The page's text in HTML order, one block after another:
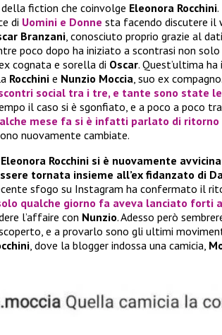
fiction che coinvolge Eleonora Rocchini
di Uomini e Donne sta facendo discutere il
Branzani, conosciuto proprio grazie al
poco dopo ha iniziato a scontrasi non
cognata e sorella di Oscar. Quest’ultima
Rocchini e Nunzio Moccia, suo ex compagno.
social tra i tre, e tante sono state le
il caso si è sgonfiato, e a poco a poco tra
mese fa si è infatti parlato di
nuovamente cambiate.
Eleonora Rocchini si è nuovamente
tornata insieme all’ex fidanzato di
sfogo su Instagram ha confermato il
qualche giorno fa aveva lanciato forti
l’affaire con Nunzio. Adesso però
e a provarlo sono gli ultimi
, dove la blogger indossa una camicia,